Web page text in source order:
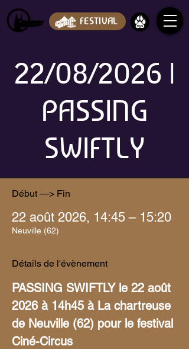
FESTIVAL
22/08/2026 |
PASSING
SWIFTLY
Début —> Fin
22 août 2026, 14:45 – 15:20
Neuville (62)
Détails de l'évènement
PASSING SWIFTLY le 22 août
2026 à 14h45 à La chartreuse
de Neuville (62) pour le festival
Ciné-Circus